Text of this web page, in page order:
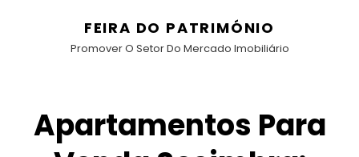
FEIRA DO PATRIMÓNIO
Promover O Setor Do Mercado Imobiliário
Apartamentos Para